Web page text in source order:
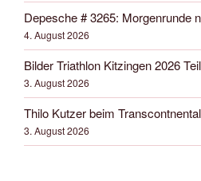
Depesche # 3265: Morgenrunde
4. August 2026
Bilder Triathlon Kitzingen 2026
3. August 2026
Thilo Kutzer beim
3. August 2026